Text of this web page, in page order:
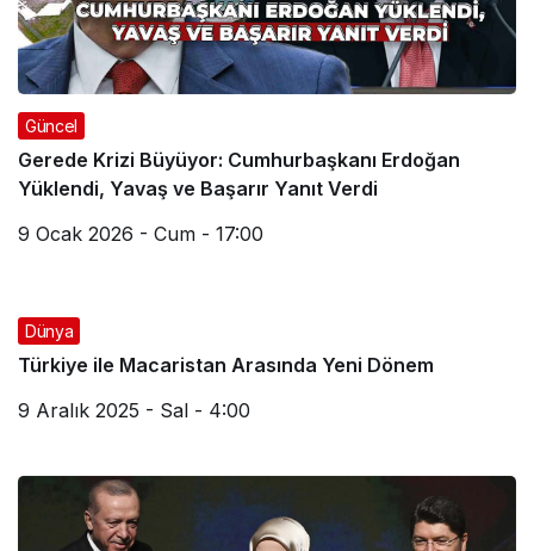
Güncel
Gerede Krizi Büyüyor: Cumhurbaşkanı Erdoğan
Yüklendi, Yavaş ve Başarır Yanıt Verdi
9 Ocak 2026 - Cum - 17:00
Dünya
Türkiye ile Macaristan Arasında Yeni Dönem
9 Aralık 2025 - Sal - 4:00